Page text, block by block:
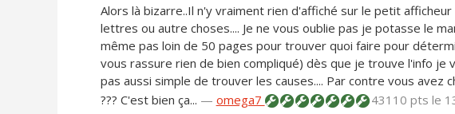
Alors là bizarre..Il n'y vraiment rien d'affiché sur le petit afficheur
lettres ou autre choses.... Je ne vous oublie pas je potasse le
même pas loin de 50 pages pour trouver quoi faire pour
vous rassure rien de bien compliqué) dès que je trouve l'info je
pas aussi simple de trouver les causes.... Par contre vous avez
??? C'est bien ça... — omega7 43110 pts le